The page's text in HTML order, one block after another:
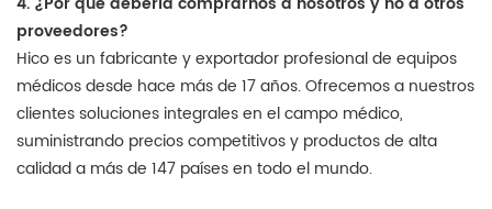
proveedores?
Hico es un fabricante y exportador profesional de equipos
médicos desde hace más de 17 años. Ofrecemos a nuestros
clientes soluciones integrales en el campo médico,
suministrando precios competitivos y productos de alta
calidad a más de 147 países en todo el mundo.